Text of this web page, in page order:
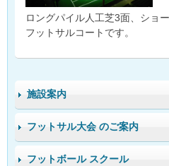
ロングパイル人工芝3面、ショ
フットサルコートです。
施設案内
フットサル大会 のご案内
フットボール スクール